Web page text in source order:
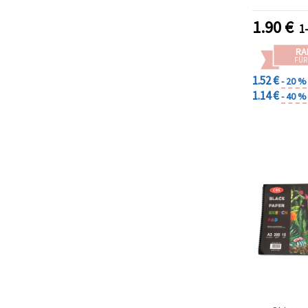
Skizzen
1.90€
1.52 €- 20 %
1.14 €- 40 %